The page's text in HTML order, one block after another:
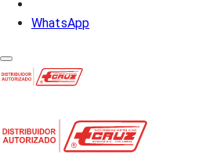
WhatsApp